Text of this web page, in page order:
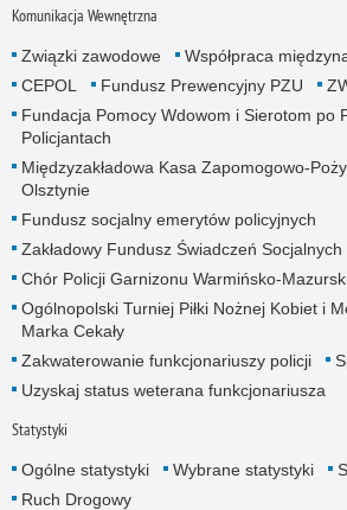
Komunikacja Wewnętrzna
Związki zawodowe Współpraca
CEPOL
Fundusz Prewencyjny PZU
Fundacja Pomocy Wdowom i Sierotom po
Policjantach
Międzyzakładowa Kasa Zapomogowo-
Olsztynie
Fundusz socjalny emerytów policyjnych
Zakładowy Fundusz Świadczeń
Chór Policji Garnizonu Warmińsko-
Ogólnopolski Turniej Piłki Nożnej Kobiet i
Marka Cekały
Zakwaterowanie funkcjonariuszy policji
Uzyskaj status weterana funkcjonariusza
Statystyki
Ogólne statystyki Wybrane statystyki
Ruch Drogowy